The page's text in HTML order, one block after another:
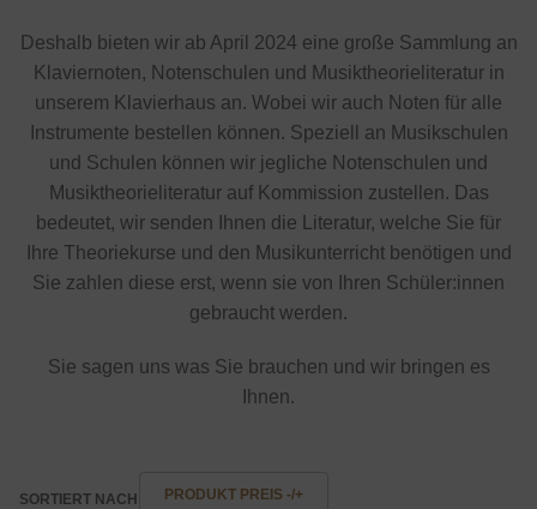
Deshalb bieten wir ab April 2024 eine große Sammlung an
Klaviernoten, Notenschulen und Musiktheorieliteratur in
unserem Klavierhaus an. Wobei wir auch Noten für alle
Instrumente bestellen können. Speziell an Musikschulen
und Schulen können wir jegliche Notenschulen und
Musiktheorieliteratur auf Kommission zustellen. Das
bedeutet, wir senden Ihnen die Literatur, welche Sie für
Ihre Theoriekurse und den Musikunterricht benötigen und
Sie zahlen diese erst, wenn sie von Ihren Schüler:innen
gebraucht werden.
Sie sagen uns was Sie brauchen und wir bringen es
Ihnen.
SORTIERT NACH PRODUKT PREIS -/+